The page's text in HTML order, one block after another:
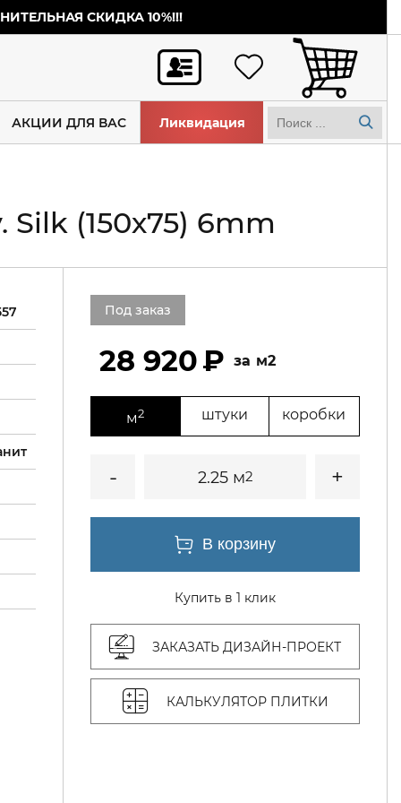
СКИДКА 10%!!!
АКЦИИ ДЛЯ ВАС Ликвидация
(150х75) 6mm
Под заказ
28 920 м2
м2 штуки коробки
2.25 м2
Купить в 1 клик
ЗАКАЗАТЬ ДИЗАЙН-ПРОЕКТ
КАЛЬКУЛЯТОР ПЛИТКИ